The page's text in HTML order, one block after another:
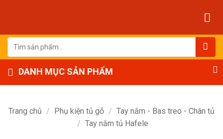
dung
Tìm
kiếm:
DANH MỤC SẢN PHẨM
Trang chủ / Phụ kiện tủ gỗ / Tay nắm - Bas treo - Chân tủ
/ Tay nắm tủ Hafele